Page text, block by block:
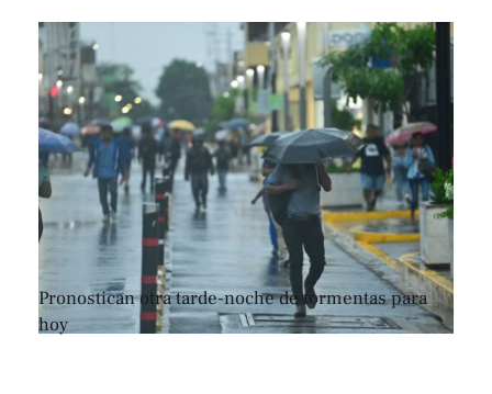
Pronostican otra tarde-noche de tormentas para
hoy